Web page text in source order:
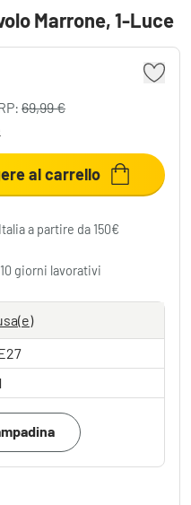
Marrone, 1-Luce
69,99 €
al carrello
a partire da 150€
giorni lavorativi